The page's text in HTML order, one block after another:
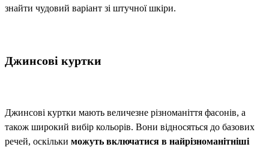
знайти чудовий варіант зі штучної шкіри.
Джинсові куртки
Джинсові куртки мають величезне різноманіття фасонів, а
також широкий вибір кольорів. Вони відносяться до базових
речей, оскільки можуть включатися в найрізноманітніші